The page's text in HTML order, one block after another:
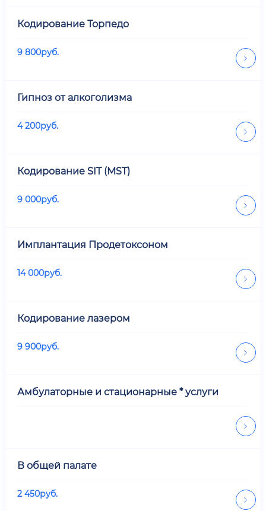
Кодирование Торпедо
9 800руб.
Гипноз от алкоголизма
4 200руб.
Кодирование SIT (MST)
9 000руб.
Имплантация Продетоксоном
14 000руб.
Кодирование лазером
9 900руб.
Амбулаторные и стационарные * услуги
В общей палате
2 450руб.